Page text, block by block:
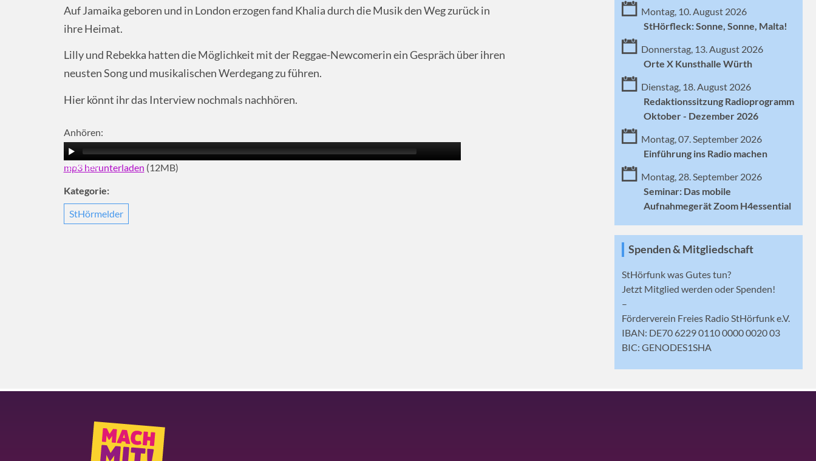
Auf Jamaika geboren und in London erzogen fand Khalia durch die Musik den Weg zurück in
ihre Heimat.
Lilly und Rebekka hatten die Möglichkeit mit der Reggae-Newcomerin ein Gespräch über ihren
neusten Song und musikalischen Werdegang zu führen.
Hier könnt ihr das Interview nochmals nachhören.
Anhören:
00:00 05:07
mp3 herunterladen (12MB)
Kategorie:
StHörmelder
Montag, 10. August 2026
StHörfleck: Sonne, Sonne, Malta!
Donnerstag, 13. August 2026
Orte X Kunsthalle Würth
Dienstag, 18. August 2026
Redaktionssitzung Radioprogramm
Oktober - Dezember 2026
Montag, 07. September 2026
Einführung ins Radio machen
Montag, 28. September 2026
Seminar: Das mobile
Aufnahmegerät Zoom H4essential
Spenden & Mitgliedschaft
StHörfunk was Gutes tun?
Jetzt Mitglied werden oder Spenden!
–
Förderverein Freies Radio StHörfunk e.V.
IBAN: DE70 6229 0110 0000 0020 03
BIC: GENODES1SHA